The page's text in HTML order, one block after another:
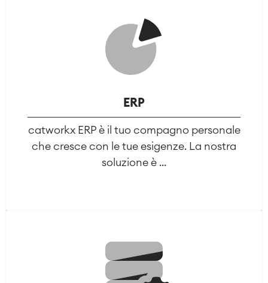
ERP
catworkx ERP è il tuo compagno personale
che cresce con le tue esigenze. La nostra
soluzione è ...